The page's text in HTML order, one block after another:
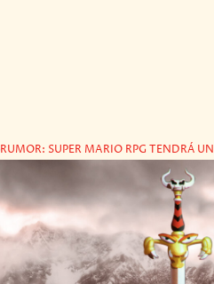
RUMOR: SUPER MARIO RPG TENDRÁ